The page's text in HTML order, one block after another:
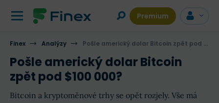
Premium
Finex Analýzy Pošle americký dolar Bitcoin zpět pod $100 000?
Pošle americký dolar Bitcoin
zpět pod $100 000?
Bitcoin a kryptoměnové trhy se opět rozjely. Vše má